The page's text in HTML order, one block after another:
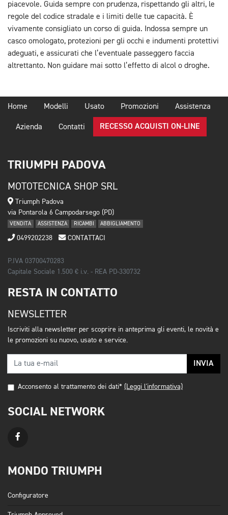
piacevole. Guida sempre con prudenza, rispettando gli altri, le
regole del codice stradale e i limiti delle tue capacità. È
vivamente consigliato un corso di guida. Indossa sempre un
casco omologato, protezioni per gli occhi e indumenti protettivi
adeguati, e assicurati che l’eventuale passeggero faccia
altrettanto. Non guidare mai sotto l’effetto di alcol o droghe.
Home Modelli Usato Promozioni Assistenza
Azienda Contatti RECESSO ACQUISTI ON-LINE
TRIUMPH PADOVA
MOTOTECNICA SHOP SRL
Triumph Padova
via Pontarola 6 Campodarsego (PD)
VENDITA ASSISTENZA RICAMBI ABBIGLIAMENTO
0499202238 CONTATTACI
P.IVA 03700470283
Capitale Sociale 1.500 € i.v. - REA PD-330732
RESTA IN CONTATTO
NEWSLETTER
Iscriviti alla newsletter per scoprire in anteprima gli eventi, le novità e
le promozioni su nuovo, usato e service.
INVIA
Acconsento al trattamento dei dati* (Leggi l'informativa)
SOCIAL NETWORK
MONDO TRIUMPH
Configuratore